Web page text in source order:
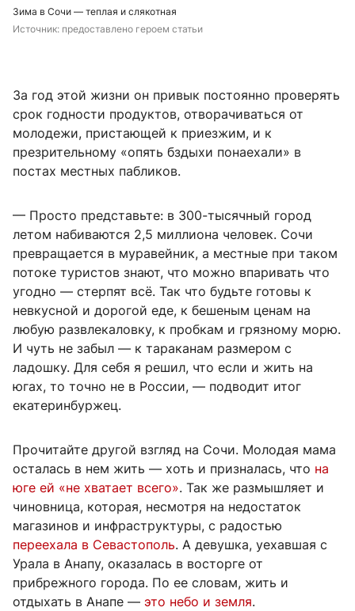
Зима в Сочи — теплая и слякотная
Источник: предоставлено героем статьи
За год этой жизни он привык постоянно проверять
срок годности продуктов, отворачиваться от
молодежи, пристающей к приезжим, и к
презрительному «опять бздыхи понаехали» в
постах местных пабликов.
— Просто представьте: в 300-тысячный город
летом набиваются 2,5 миллиона человек. Сочи
превращается в муравейник, а местные при таком
потоке туристов знают, что можно впаривать что
угодно — стерпят всё. Так что будьте готовы к
невкусной и дорогой еде, к бешеным ценам на
любую развлекаловку, к пробкам и грязному морю.
И чуть не забыл — к тараканам размером с
ладошку. Для себя я решил, что если и жить на
югах, то точно не в России, — подводит итог
екатеринбуржец.
Прочитайте другой взгляд на Сочи. Молодая мама
осталась в нем жить — хоть и призналась, что на
юге ей «не хватает всего». Так же размышляет и
чиновница, которая, несмотря на недостаток
магазинов и инфраструктуры, с радостью
переехала в Севастополь. А девушка, уехавшая с
Урала в Анапу, оказалась в восторге от
прибрежного города. По ее словам, жить и
отдыхать в Анапе — это небо и земля.